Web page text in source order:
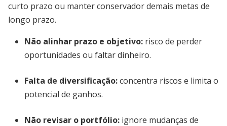
curto prazo ou manter conservador demais metas de
longo prazo.
Não alinhar prazo e objetivo: risco de perder
oportunidades ou faltar dinheiro.
Falta de diversificação:concentra riscos e limita o
potencial de ganhos.
Não revisar o portfólio: ignore mudanças de